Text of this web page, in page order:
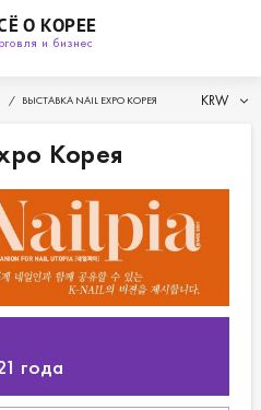
О КОРЕЕ
и бизнес
/ ВЫСТАВКА NAIL EXPO КОРЕЯ KRW
Корея
года